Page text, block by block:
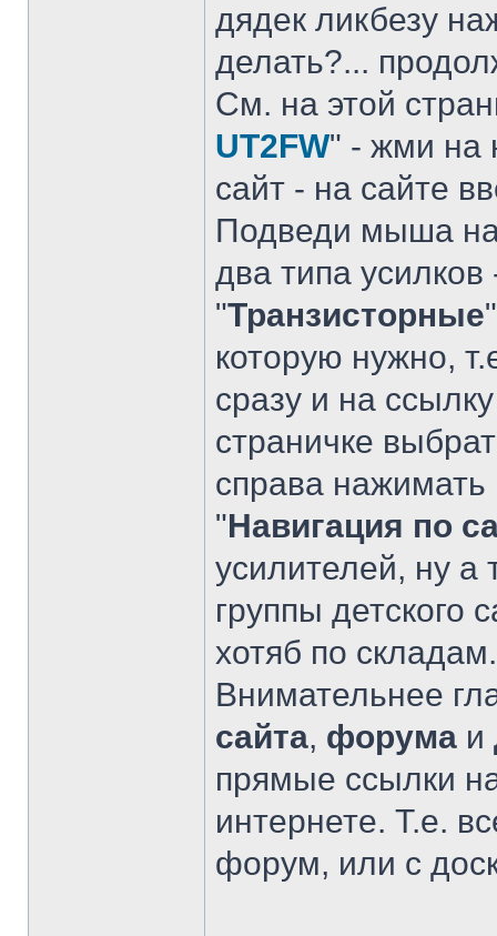
дядек ликбезу
делать?...
См. на этой
UT2FW" - жми на
сайт - на сайте
Подведи мыша
два типа усилков
"Транзисторные
которую нужно,
сразу и на
страничке
справа
"Навигация по
усилителей, ну а
группы детского
хотяб по
Внимательнее
сайта, форума и
прямые ссылки
интернете. Т.е.
форум, или с